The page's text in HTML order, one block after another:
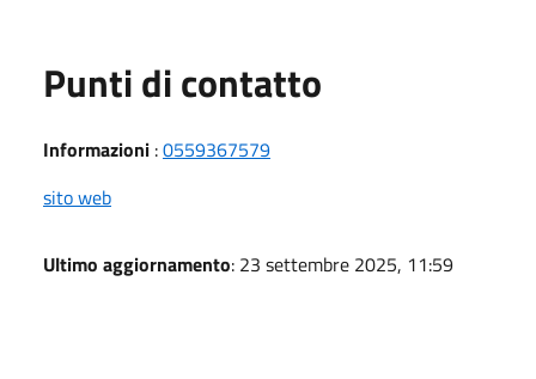
Punti di contatto
Informazioni :0559367579
sito web
Ultimo aggiornamento: 23 settembre 2025, 11:59